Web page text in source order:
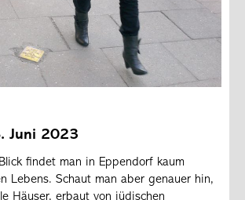
Juni 2023
findet man in Eppendorf kaum
Lebens. Schaut man aber genauer hin,
Häuser, erbaut von jüdischen